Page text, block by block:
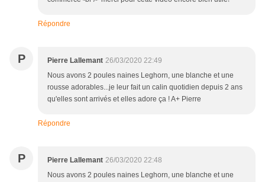
Répondre
P Pierre Lallemant 26/03/2020 22:49
Nous avons 2 poules naines Leghorn, une blanche et une
rousse adorables...je leur fait un calin quotidien depuis 2 ans
qu'elles sont arrivés et elles adore ça ! A+ Pierre
Répondre
P Pierre Lallemant 26/03/2020 22:48
Nous avons 2 poules naines Leghorn, une blanche et une